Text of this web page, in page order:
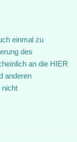
einmal zu
des
an die HIER
anderen
nicht